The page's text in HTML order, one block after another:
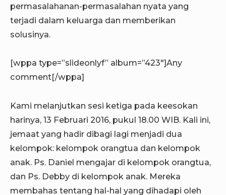
permasalahanan-permasalahan nyata yang
terjadi dalam keluarga dan memberikan
solusinya.
[wppa type=”slideonlyf” album=”423″]Any
comment[/wppa]
Kami melanjutkan sesi ketiga pada keesokan
harinya, 13 Februari 2016, pukul 18.00 WIB. Kali ini,
jemaat yang hadir dibagi lagi menjadi dua
kelompok: kelompok orangtua dan kelompok
anak. Ps. Daniel mengajar di kelompok orangtua,
dan Ps. Debby di kelompok anak. Mereka
membahas tentang hal-hal yang dihadapi oleh